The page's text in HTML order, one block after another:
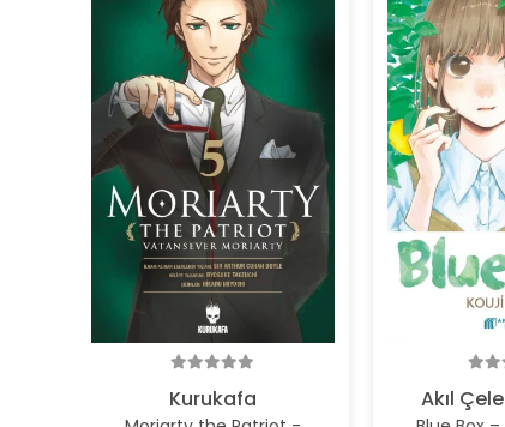
Kurukafa Akıl